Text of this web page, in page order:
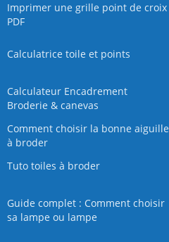
Imprimer une grille point de croix
PDF
Calculatrice toile et points
Calculateur Encadrement
Broderie & canevas
Comment choisir la bonne aiguille
à broder
Tuto toiles à broder
Guide complet : Comment choisir
sa lampe ou lampe